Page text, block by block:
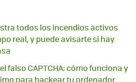
todos los incendios activos
real, y puede avisarte si hay
falso CAPTCHA: cómo funciona y
para hackear tu ordenador